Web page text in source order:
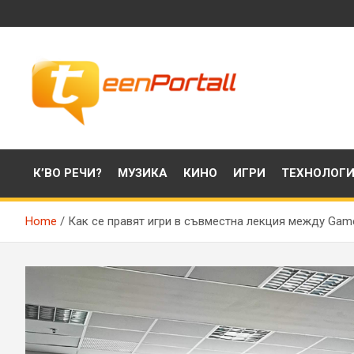
to
TeenPortall
К’ВО РЕЧИ? МУЗИКА КИНО ИГРИ
Home Как се правят игри в съвместна лекция между